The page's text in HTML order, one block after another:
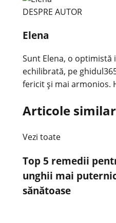
DESPRE AUTOR
Elena
Sunt Elena, o
echilibrată, pe
fericit și mai armonios.
Articole
Vezi toate
Top 5 remedii
unghii mai
sănătoase